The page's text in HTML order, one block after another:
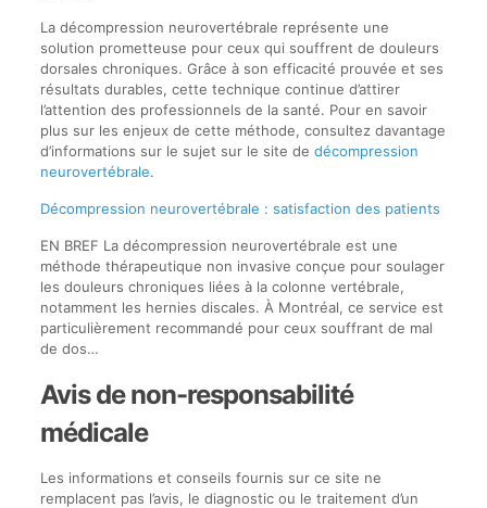
La décompression neurovertébrale représente une
solution prometteuse pour ceux qui souffrent de douleurs
dorsales chroniques. Grâce à son efficacité prouvée et ses
résultats durables, cette technique continue d’attirer
l’attention des professionnels de la santé. Pour en savoir
plus sur les enjeux de cette méthode, consultez davantage
d’informations sur le sujet sur le site de décompression
neurovertébrale.
Décompression neurovertébrale : satisfaction des patients
EN BREF La décompression neurovertébrale est une
méthode thérapeutique non invasive conçue pour soulager
les douleurs chroniques liées à la colonne vertébrale,
notamment les hernies discales. À Montréal, ce service est
particulièrement recommandé pour ceux souffrant de mal
de dos…
Avis de non-responsabilité
médicale
Les informations et conseils fournis sur ce site ne
remplacent pas l’avis, le diagnostic ou le traitement d’un